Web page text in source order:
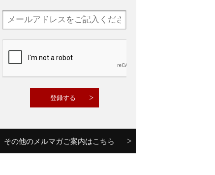
その他のメルマガご案内はこちら